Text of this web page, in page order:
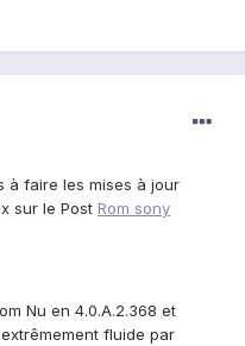
à faire les mises à jour
sur le Post Rom sony
Nu en 4.0.A.2.368 et
fluide par